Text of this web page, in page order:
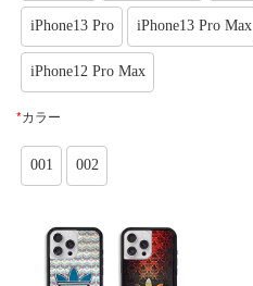
iPhone13 Pro iPhone13 Pro Max
iPhone12 Pro Max
*カラー
001 002